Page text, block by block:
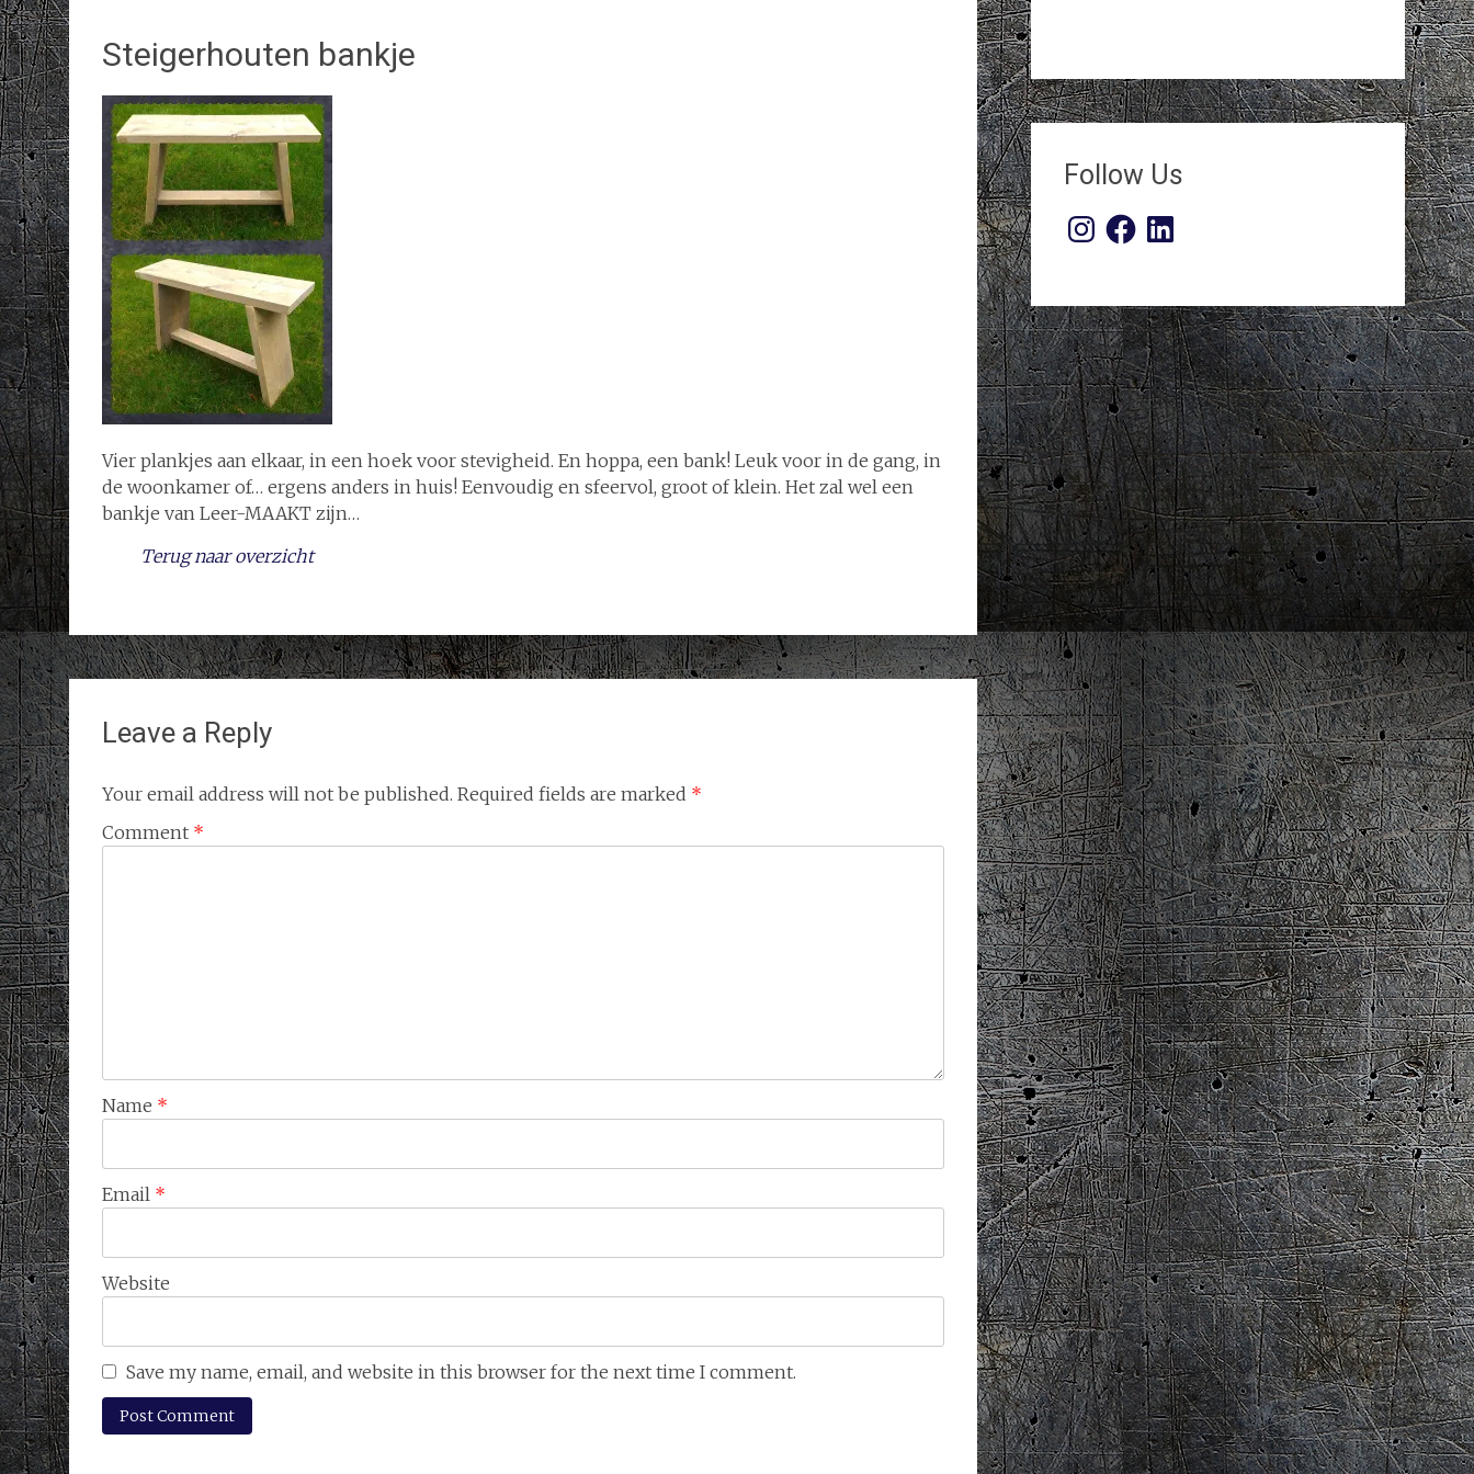
Steigerhouten bankje
Vier plankjes aan elkaar, in een hoek voor stevigheid. En hoppa, een bank! Leuk voor in de gang, in
de woonkamer of… ergens anders in huis! Eenvoudig en sfeervol, groot of klein. Het zal wel een
bankje van Leer-MAAKT zijn…
Terug naar overzicht
Leave a Reply
Your email address will not be published. Required fields are marked *
Comment *
Name *
Email *
Website
Save my name, email, and website in this browser for the next time I comment.
Follow Us
Instagram
FacebookLinkedIn